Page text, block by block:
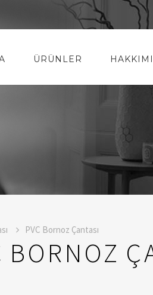
ÜRÜNLER
PVC Bornoz Çantası
BORNOZ